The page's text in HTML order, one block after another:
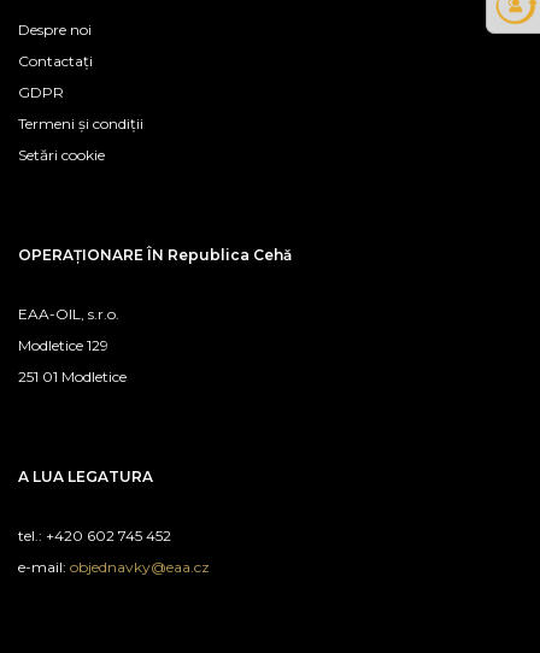
Despre noi
Contactați
GDPR
Termeni și condiții
Setări cookie
OPERAȚIONARE ÎN Republica Cehă
EAA-OIL, s.r.o.
Modletice 129
251 01 Modletice
A LUA LEGATURA
tel.: +420 602 745 452
e-mail: objednavky@eaa.cz